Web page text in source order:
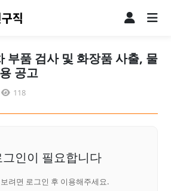
부품 검사 및 화장품 사출, 물
공고
118
인이 필요합니다
려면 로그인 후 이용해주세요.